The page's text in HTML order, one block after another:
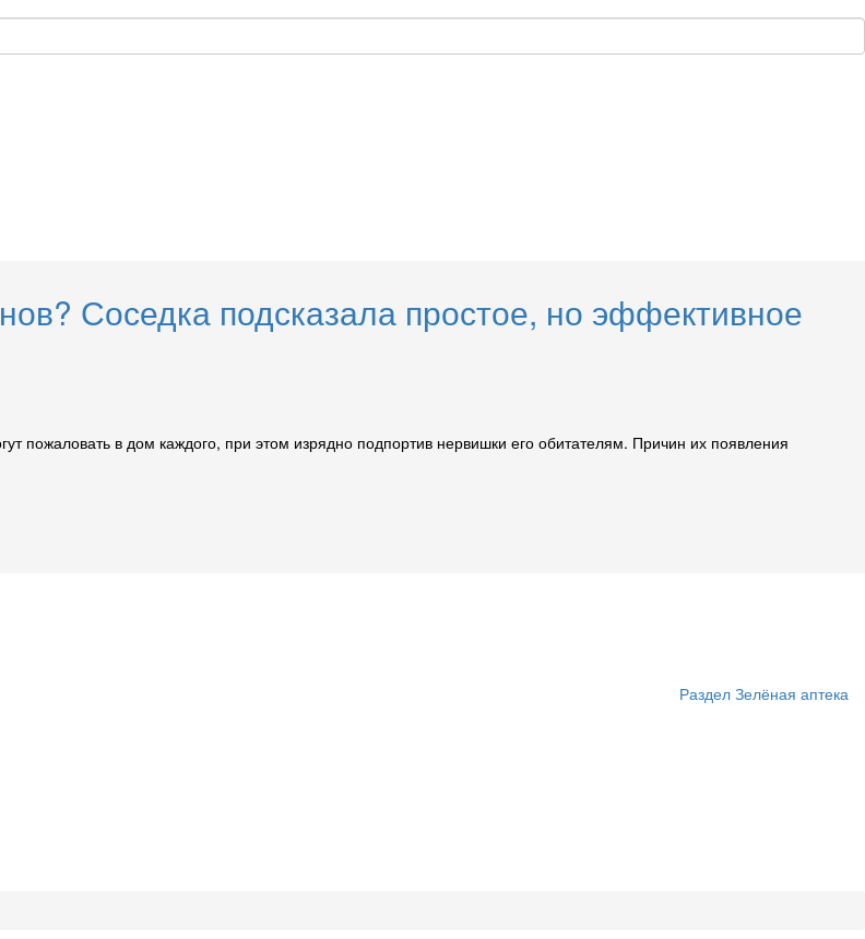
Соседка подсказала простое, но эффективное
пожаловать в дом каждого, при этом изрядно подпортив нервишки его обитателям. Причин их появления
Раздел Зелёная аптека